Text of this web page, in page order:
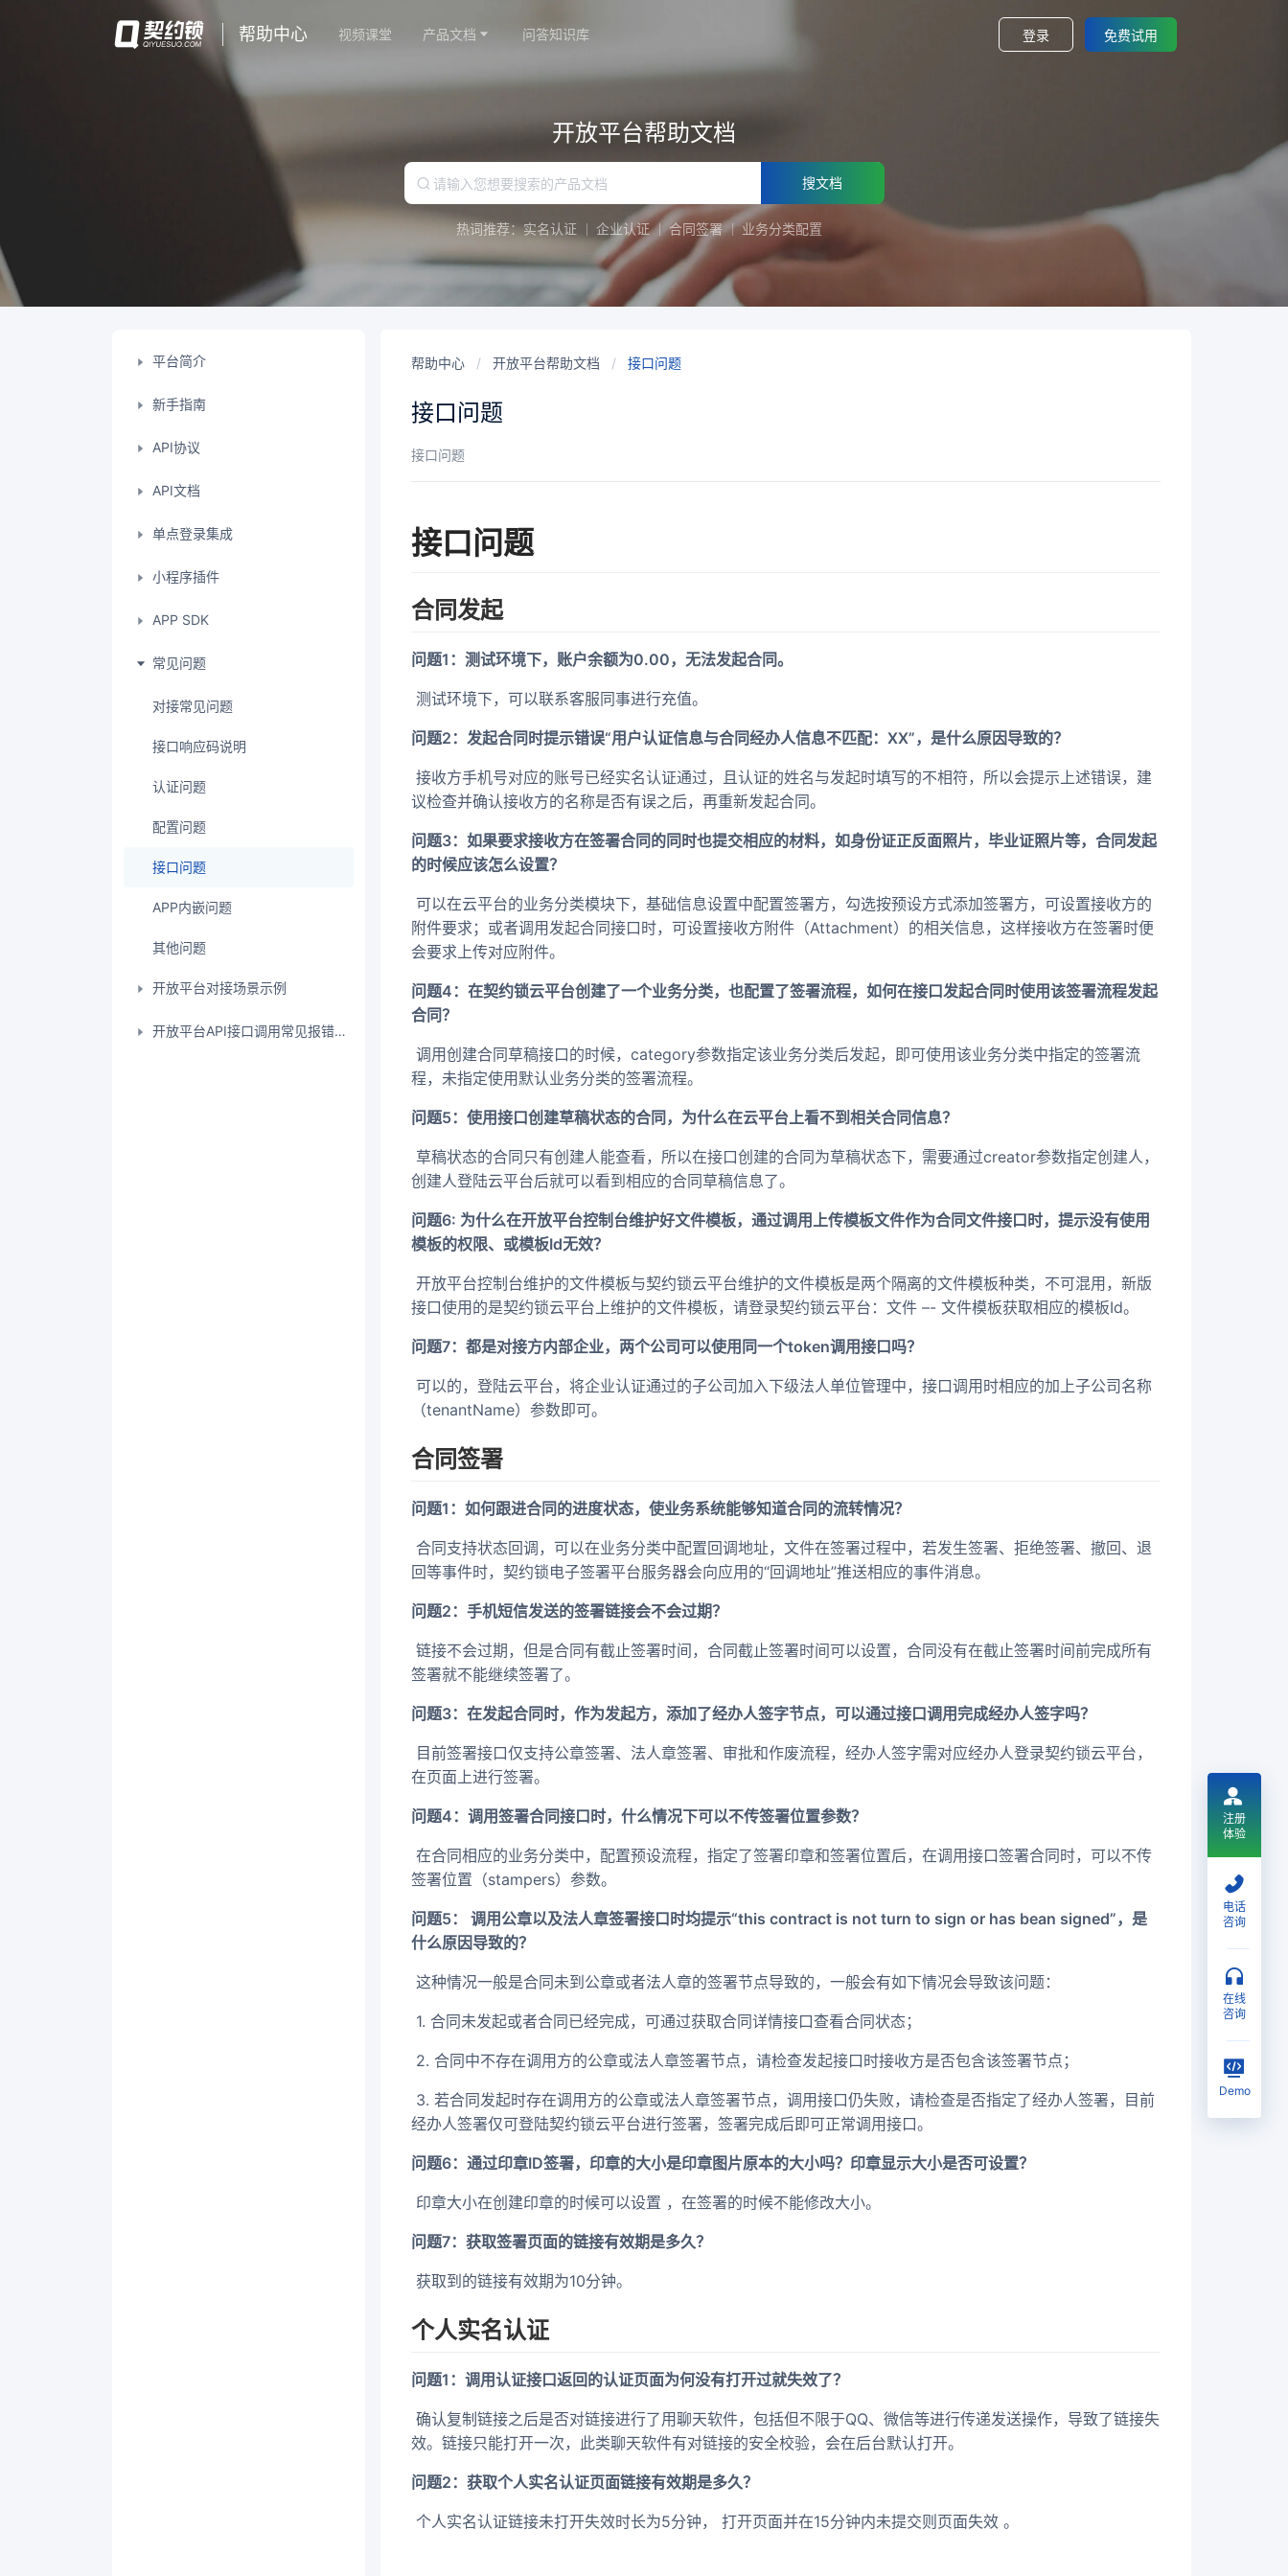
帮助中心 视频课堂 产品文档 问答知识库 登录 免费试用
开放平台帮助文档
搜文档
热词推荐：实名认证 企业认证 合同签署 业务分类配置
平台简介
新手指南
API协议
API文档
单点登录集成
小程序插件
APP SDK
常见问题
对接常见问题
接口响应码说明
认证问题
配置问题
接口问题
APP内嵌问题
其他问题
开放平台对接场景示例
开放平台API接口调用常见报错以及解决方法汇总
帮助中心 / 开放平台帮助文档 / 接口问题
接口问题
接口问题
接口问题
合同发起
问题1：测试环境下，账户余额为0.00，无法发起合同。
​ 测试环境下，可以联系客服同事进行充值。
问题2：发起合同时提示错误“用户认证信息与合同经办人信息不匹配：XX”，是什么原因导致的？
​ 接收方手机号对应的账号已经实名认证通过，且认证的姓名与发起时填写的不相符，所以会提示上述错误，建
议检查并确认接收方的名称是否有误之后，再重新发起合同。
问题3：如果要求接收方在签署合同的同时也提交相应的材料，如身份证正反面照片，毕业证照片等，合同发起
的时候应该怎么设置？
​ 可以在云平台的业务分类模块下，基础信息设置中配置签署方，勾选按预设方式添加签署方，可设置接收方的
附件要求；或者调用发起合同接口时，可设置接收方附件（Attachment）的相关信息，这样接收方在签署时便
会要求上传对应附件。
问题4：在契约锁云平台创建了一个业务分类，也配置了签署流程，如何在接口发起合同时使用该签署流程发起
合同？
​ 调用创建合同草稿接口的时候，category参数指定该业务分类后发起，即可使用该业务分类中指定的签署流
程，未指定使用默认业务分类的签署流程。
问题5：使用接口创建草稿状态的合同，为什么在云平台上看不到相关合同信息？
​ 草稿状态的合同只有创建人能查看，所以在接口创建的合同为草稿状态下，需要通过creator参数指定创建人，
创建人登陆云平台后就可以看到相应的合同草稿信息了。
问题6: 为什么在开放平台控制台维护好文件模板，通过调用上传模板文件作为合同文件接口时，提示没有使用
模板的权限、或模板Id无效？
​ 开放平台控制台维护的文件模板与契约锁云平台维护的文件模板是两个隔离的文件模板种类，不可混用，新版
接口使用的是契约锁云平台上维护的文件模板，请登录契约锁云平台：文件 –- 文件模板获取相应的模板Id。
问题7：都是对接方内部企业，两个公司可以使用同一个token调用接口吗？
​ 可以的，登陆云平台，将企业认证通过的子公司加入下级法人单位管理中，接口调用时相应的加上子公司名称
（tenantName）参数即可。
合同签署
问题1：如何跟进合同的进度状态，使业务系统能够知道合同的流转情况？
​ 合同支持状态回调，可以在业务分类中配置回调地址，文件在签署过程中，若发生签署、拒绝签署、撤回、退
回等事件时，契约锁电子签署平台服务器会向应用的“回调地址”推送相应的事件消息。
问题2：手机短信发送的签署链接会不会过期？
​ 链接不会过期，但是合同有截止签署时间，合同截止签署时间可以设置，合同没有在截止签署时间前完成所有
签署就不能继续签署了。
问题3：在发起合同时，作为发起方，添加了经办人签字节点，可以通过接口调用完成经办人签字吗？
​ 目前签署接口仅支持公章签署、法人章签署、审批和作废流程，经办人签字需对应经办人登录契约锁云平台，
在页面上进行签署。
问题4：调用签署合同接口时，什么情况下可以不传签署位置参数？
​ 在合同相应的业务分类中，配置预设流程，指定了签署印章和签署位置后，在调用接口签署合同时，可以不传
签署位置（stampers）参数。
问题5： 调用公章以及法人章签署接口时均提示“this contract is not turn to sign or has bean signed”，是
什么原因导致的？
​ 这种情况一般是合同未到公章或者法人章的签署节点导致的，一般会有如下情况会导致该问题：
​ 1. 合同未发起或者合同已经完成，可通过获取合同详情接口查看合同状态；
​ 2. 合同中不存在调用方的公章或法人章签署节点，请检查发起接口时接收方是否包含该签署节点；
​ 3. 若合同发起时存在调用方的公章或法人章签署节点，调用接口仍失败，请检查是否指定了经办人签署，目前
经办人签署仅可登陆契约锁云平台进行签署，签署完成后即可正常调用接口。
问题6：通过印章ID签署，印章的大小是印章图片原本的大小吗？印章显示大小是否可设置？
​ 印章大小在创建印章的时候可以设置 ，在签署的时候不能修改大小。
问题7：获取签署页面的链接有效期是多久？
​ 获取到的链接有效期为10分钟。
个人实名认证
问题1：调用认证接口返回的认证页面为何没有打开过就失效了？
​ 确认复制链接之后是否对链接进行了用聊天软件，包括但不限于QQ、微信等进行传递发送操作，导致了链接失
效。链接只能打开一次，此类聊天软件有对链接的安全校验，会在后台默认打开。
问题2：获取个人实名认证页面链接有效期是多久？
​ 个人实名认证链接未打开失效时长为5分钟， 打开页面并在15分钟内未提交则页面失效 。
注册
体验
电话
咨询
在线
咨询
Demo